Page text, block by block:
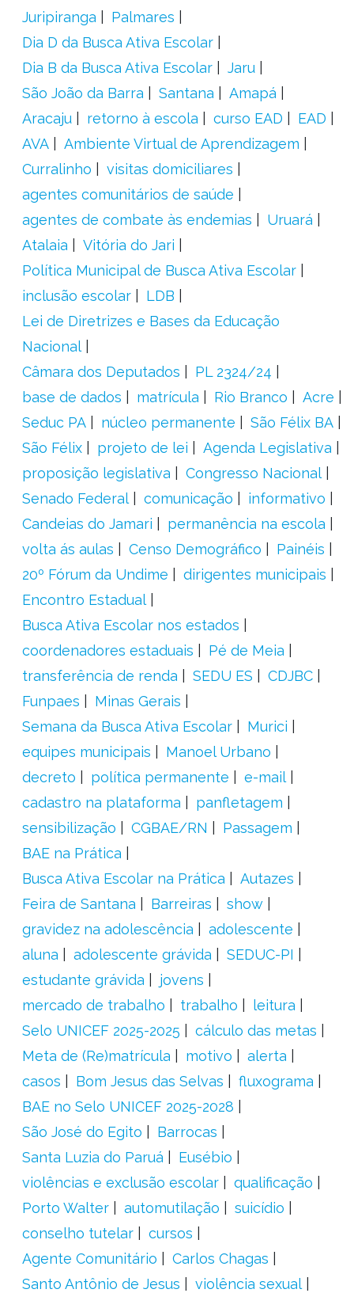
Juripiranga
Palmares
Dia D da Busca Ativa Escolar
Dia B da Busca Ativa Escolar
Jaru
São João da Barra
Santana
Amapá
Aracaju
retorno à escola curso EAD
EAD
AVA
Ambiente Virtual de Aprendizagem
Curralinho
visitas domiciliares
agentes comunitários de saúde
agentes de combate às endemias
Uruará
Atalaia
Vitória do Jari
Política Municipal de Busca Ativa Escolar
inclusão escolar
LDB
Lei de Diretrizes e Bases da Educação
Nacional
Câmara dos Deputados
PL 2324/24
base de dados
matrícula Rio Branco
Acre
Seduc PA
núcleo permanente
São Félix BA
São Félix
projeto de lei
Agenda Legislativa
proposição legislativa
Congresso Nacional
Senado Federal
comunicação
informativo
Candeias do Jamari
permanência na escola
volta ás aulas
Censo Demográfico
Painéis
20º Fórum da Undime
dirigentes municipais
Encontro Estadual
Busca Ativa Escolar nos estados
coordenadores estaduais
Pé de Meia
transferência de renda
SEDU ES
CDJBC
Funpaes
Minas Gerais
Semana da Busca Ativa Escolar
Murici
equipes municipais
Manoel Urbano
decreto
política permanente
e-mail
cadastro na plataforma
panfletagem
sensibilização
CGBAE/RN
Passagem
BAE na Prática
Busca Ativa Escolar na Prática
Autazes
Feira de Santana
Barreiras
show
gravidez na adolescência
adolescente
aluna
adolescente grávida
SEDUC-PI
estudante grávida
jovens
mercado de trabalho
trabalho
leitura
Selo UNICEF 2025-2025
cálculo das metas
Meta de (Re)matrícula
motivo
alerta
casos
Bom Jesus das Selvas
fluxograma
BAE no Selo UNICEF 2025-2028
São José do Egito
Barrocas
Santa Luzia do Paruá
Eusébio
violências e exclusão escolar
qualificação
Porto Walter
automutilação
suicídio
conselho tutelar
cursos
Agente Comunitário
Carlos Chagas
Santo Antônio de Jesus
violência sexual